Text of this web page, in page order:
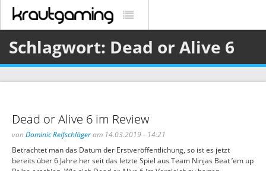
Schlagwort: Dead or Alive 6
Dead or Alive 6 im Review
von Dominic Reifschlägeram 14.03.2019 - 14:21
Betrachtet man das Datum der Erstveröffentlichung, so ist es jetzt
bereits über 6 Jahre her seit das letzte Spiel aus Team Ninjas Beat ’em up